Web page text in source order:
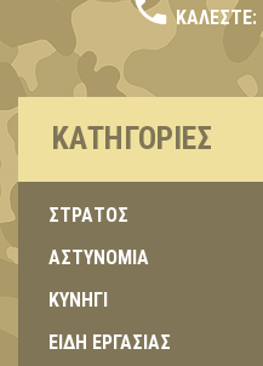
ΚΑΛΈΣΤΕ:
ΚΑΤΗΓΟΡΊΕΣ
ΣΤΡΑΤΟΣ
ΑΣΤΥΝΟΜΙΑ
ΚΥΝΗΓΙ
ΕΙΔΗ ΕΡΓΑΣΙΑΣ